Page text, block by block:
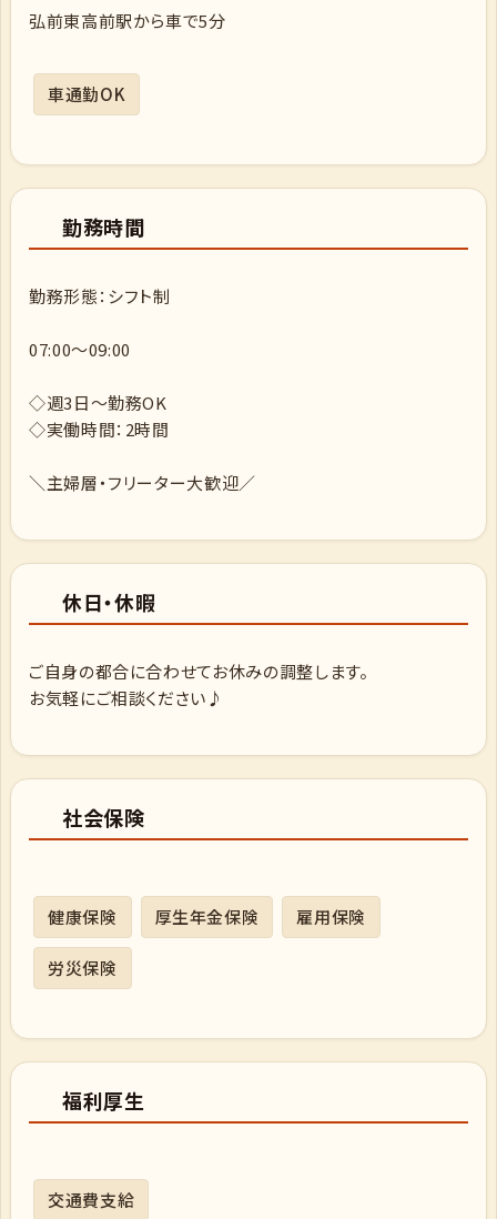
弘前東高前駅から車で5分
車通勤OK
勤務時間
勤務形態：シフト制
07:00～09:00
◇週3日～勤務OK
◇実働時間：2時間
＼主婦層・フリーター大歓迎／
休日・休暇
ご自身の都合に合わせてお休みの調整します。
お気軽にご相談ください♪
社会保険
健康保険 厚生年金保険 雇用保険
労災保険
福利厚生
交通費支給